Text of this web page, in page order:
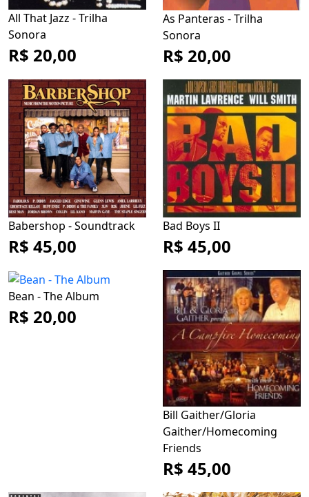
All That Jazz - Trilha
Sonora
R$ 20,00
As Panteras - Trilha
Sonora
R$ 20,00
Babershop - Soundtrack
R$ 45,00
Bad Boys II
R$ 45,00
Bean - The Album
R$ 20,00
Bill Gaither/Gloria
Gaither/Homecoming
Friends
R$ 45,00